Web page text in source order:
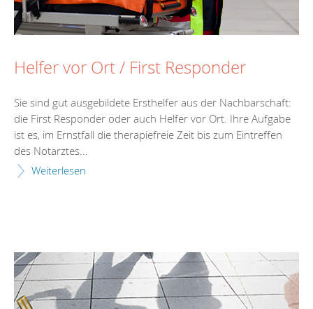
Helfer vor Ort / First Responder
Sie sind gut ausgebildete Ersthelfer aus der Nachbarschaft:
die First Responder oder auch Helfer vor Ort. Ihre Aufgabe
ist es, im Ernstfall die therapiefreie Zeit bis zum Eintreffen
des Notarztes...
Weiterlesen